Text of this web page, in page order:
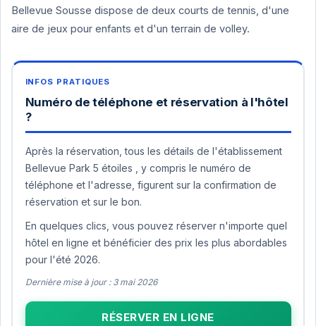
Bellevue Sousse dispose de deux courts de tennis, d'une
aire de jeux pour enfants et d'un terrain de volley.
Numéro de téléphone et réservation à l'hôtel
?
Après la réservation, tous les détails de l'établissement
Bellevue Park 5 étoiles , y compris le numéro de
téléphone et l'adresse, figurent sur la confirmation de
réservation et sur le bon.
En quelques clics, vous pouvez réserver n'importe quel
hôtel en ligne et bénéficier des prix les plus abordables
pour l'été 2026.
Dernière mise à jour : 3 mai 2026
RÉSERVER EN LIGNE